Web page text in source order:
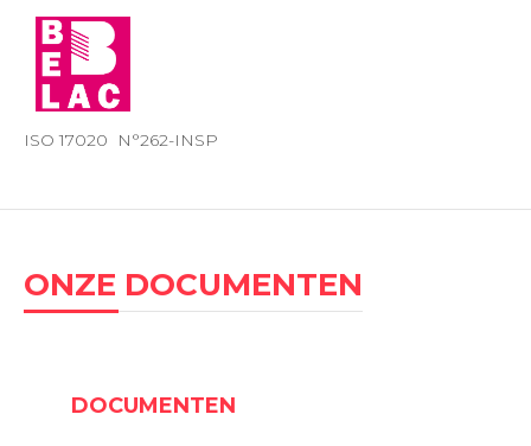
ISO 17020 N°262-INSP
ONZE DOCUMENTEN
DOCUMENTEN